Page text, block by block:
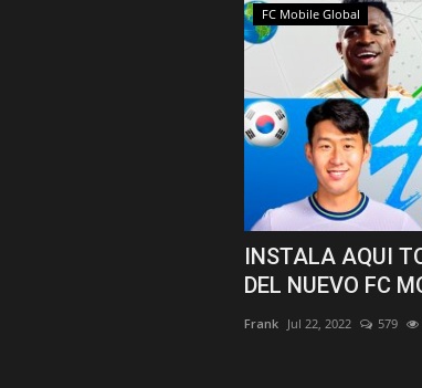
FC Mobile Global
INSTALA AQUI
DEL NUEVO FC
Frank Jul 22, 2022 579